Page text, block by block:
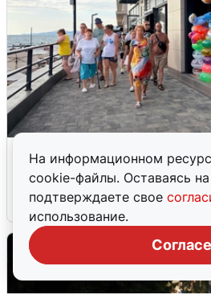
На информационном
cookie-файлы. Оставаясь
подтверждаете свое
использование.
В Сочи объявили
закрыли пляжи
6 августа 0